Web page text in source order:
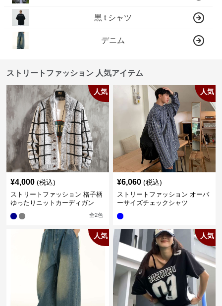
黒 t シャツ
デニム
ストリートファッション 人気アイテム
人気
¥4,000 (税込)
ストリートファッション 格子柄
ゆったりニットカーディガン
全2色
人気
¥6,060 (税込)
ストリートファッション オーバ
ーサイズチェックシャツ
人気 人気